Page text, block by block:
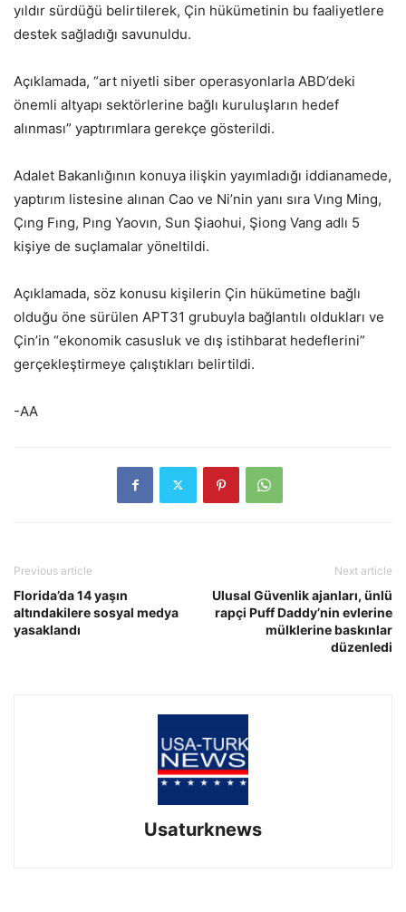
yıldır sürdüğü belirtilerek, Çin hükümetinin bu faaliyetlere
destek sağladığı savunuldu.
Açıklamada, “art niyetli siber operasyonlarla ABD’deki
önemli altyapı sektörlerine bağlı kuruluşların hedef
alınması” yaptırımlara gerekçe gösterildi.
Adalet Bakanlığının konuya ilişkin yayımladığı iddianamede,
yaptırım listesine alınan Cao ve Ni’nin yanı sıra Vıng Ming,
Çıng Fıng, Pıng Yaovın, Sun Şiaohui, Şiong Vang adlı 5
kişiye de suçlamalar yöneltildi.
Açıklamada, söz konusu kişilerin Çin hükümetine bağlı
olduğu öne sürülen APT31 grubuyla bağlantılı oldukları ve
Çin’in “ekonomik casusluk ve dış istihbarat hedeflerini”
gerçekleştirmeye çalıştıkları belirtildi.
-AA
Previous article
Florida’da 14 yaşın
altındakilere sosyal medya
yasaklandı
Next article
Ulusal Güvenlik ajanları, ünlü
rapçi Puff Daddy’nin evlerine
mülklerine baskınlar
düzenledi
Usaturknews